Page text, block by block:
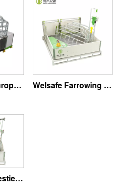
Grisekasse i europeisk stil Welsafe Farrowing Crate
WELSAFE Farestier for løse purker - Fokus på dyrevelferd